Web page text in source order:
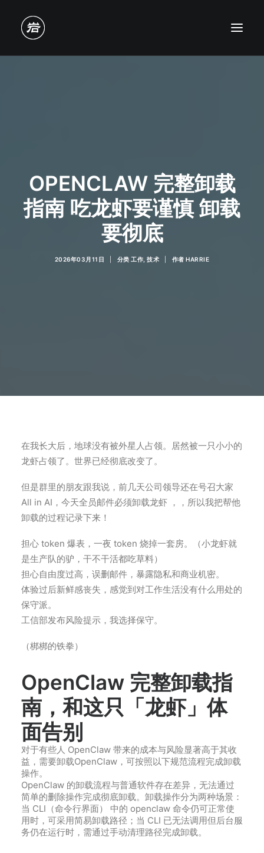
OPENCLAW 完整卸载
指南 吃龙虾要谨慎 卸载
要彻底
2026年03月11日 分类工作 ,技术 作者HARRIE
在我长大后，地球没有被外星人占领。居然被一只小小的
龙虾占领了。世界已经彻底改变了。
但是群里的朋友跟我说，前几天公司领导还在号召大家
All in AI，今天全员邮件必须卸载龙虾 ，，所以我把帮他
卸载的过程记录下来！
担心 token 爆表，一夜 token 烧掉一套房。（小龙虾就
是生产队的驴，干不干活都吃草料）
担心自由度过高，误删邮件，暴露隐私和商业机密。
体验过后新鲜感丧失，感觉到对工作生活没有什么用处的
保守派。
工信部发布风险提示，我选择保守。
（梆梆的铁拳）
OpenClaw 完整卸载指
南，和这只「龙虾」体
面告别
对于有些人 OpenClaw 带来的成本与风险显著高于其收
益，需要卸载OpenClaw，可按照以下规范流程完成卸载
操作。
OpenClaw 的卸载流程与普通软件存在差异，无法通过
简单的删除操作完成彻底卸载。卸载操作分为两种场景：
当 CLI（命令行界面） 中的 openclaw 命令仍可正常使
用时，可采用简易卸载路径；当 CLI 已无法调用但后台服
务仍在运行时，需通过手动清理路径完成卸载。